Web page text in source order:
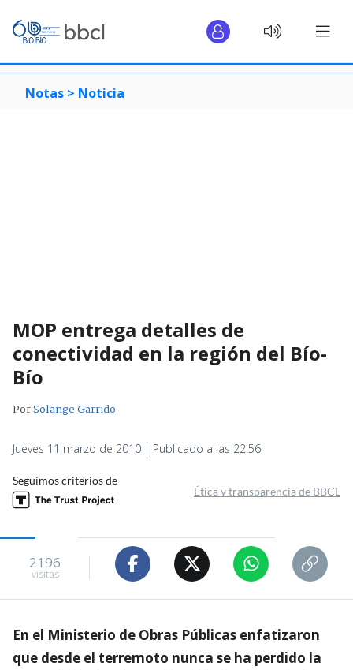
Notas > Noticia
MOP entrega detalles de
conectividad en la región del Bío-
Bío
PorSolange Garrido
Jueves 11 marzo de 2010 | Publicado a las 22:56
Seguimos criterios de
Ética y transparencia de BBCL
2196
visitas
En el Ministerio de Obras Públicas enfatizaron
que desde el terremoto nunca se ha perdido la